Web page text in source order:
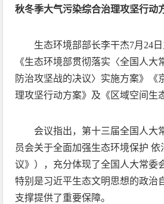
秋冬季大气污染综合治理攻坚行动
生态环境部部长李干杰7月24
《生态环境部贯彻落实〈全国人
防治攻坚战的决议〉实施方案》《
理攻坚行动方案》及《区域空间生
会议指出，第十三届全国人大
员会关于全面加强生态环境保护
议》），充分体现了全国人大常委
特别是习近平生态文明思想的政治
支撑提供了重要保障。